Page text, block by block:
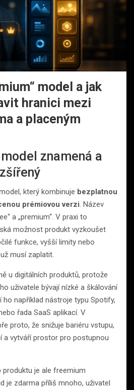
model a jak
hranici mezi
a placeným
znamená a
který kombinuje bezplatnou
prémiovou verzi. Název
a „premium“. V praxi to
možnost produkt vyzkoušet
funkce, vyšší limity nebo
musí zaplatit.
u digitálních produktů, protože
uživatele bývají nízké a škálování
ho například nástroje typu Spotify,
řada SaaS aplikací. V
proto, že snižuje bariéru vstupu,
a vytváří prostor pro postupnou
je ale freemium
je zdarma příliš mnoho, uživatel